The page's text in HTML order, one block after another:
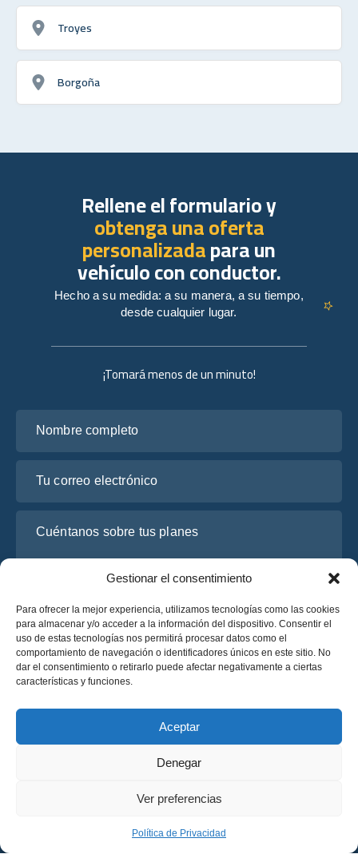
Gestionar el consentimiento
Para ofrecer la mejor experiencia, utilizamos tecnologías como las cookies
para almacenar y/o acceder a la información del dispositivo. Consentir el
uso de estas tecnologías nos permitirá procesar datos como el
comportamiento de navegación o identificadores únicos en este sitio. No
dar el consentimiento o retirarlo puede afectar negativamente a ciertas
características y funciones.
Aceptar
Denegar
Ver preferencias
Política de Privacidad
Troyes
Borgoña
Política de Privacidad
Términos y Condiciones
¡Tomará menos de un minuto!
He leído y acepto la
Solicite un presupuesto
Solicite un presupuesto
Rellene el formulario y
obtenga una oferta
personalizadapara un
vehículo con conductor.
Hecho a su medida: a su manera, a su tiempo,
desde cualquier lugar.